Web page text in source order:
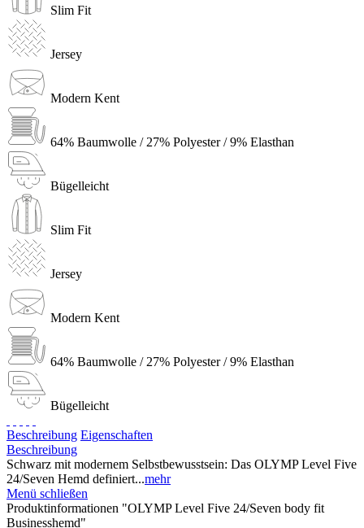
Slim Fit
Jersey
Modern Kent
64% Baumwolle / 27% Polyester / 9% Elasthan
Bügelleicht
Slim Fit
Jersey
Modern Kent
64% Baumwolle / 27% Polyester / 9% Elasthan
Bügelleicht
Beschreibung Eigenschaften
Beschreibung
Schwarz mit modernem Selbstbewusstsein: Das OLYMP Level Five
24/Seven Hemd definiert...mehr
Menü schließen
Produktinformationen "OLYMP Level Five 24/Seven body fit
Businesshemd"